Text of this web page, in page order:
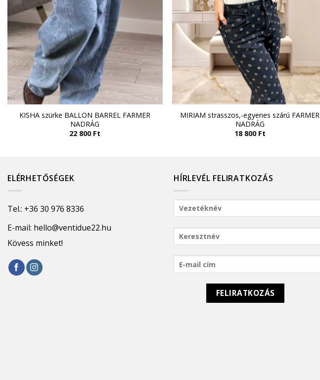
KISHA szürke BALLON BARREL FARMER
NADRÁG
22 800 Ft
MIRIAM strasszos,-egyenes szárú FARMER
NADRÁG
18 800 Ft
ELÉRHETŐSÉGEK
Tel.: +36 30 976 8336
E-mail: hello@ventidue22.hu
Kövess minket!
HÍRLEVÉL FELIRATKOZÁS